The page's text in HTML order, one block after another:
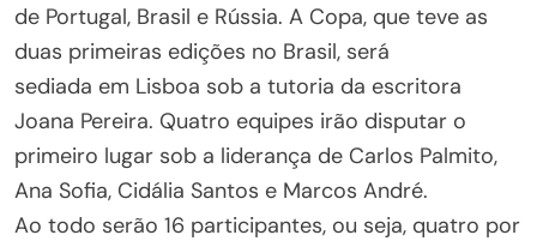
de Portugal, Brasil e Rússia. A Copa, que teve as
duas primeiras edições no Brasil, será
sediada em Lisboa sob a tutoria da escritora
Joana Pereira. Quatro equipes irão disputar o
primeiro lugar sob a liderança de Carlos Palmito,
Ana Sofia, Cidália Santos e Marcos André.
Ao todo serão 16 participantes, ou seja, quatro por